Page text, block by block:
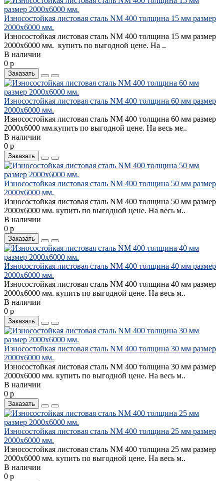
Износостойкая листовая сталь NM 400 толщина 15 мм размер
2000х6000 мм.
Износостойкая листовая сталь NM 400 толщина 15 мм размер
2000х6000 мм. купить по выгодной цене. На ..
В наличии
0 р
Заказать
Износостойкая листовая сталь NM 400 толщина 60 мм размер
2000х6000 мм.
Износостойкая листовая сталь NM 400 толщина 60 мм размер
2000х6000 мм.купить по выгодной цене. На весь ме..
В наличии
0 р
Заказать
Износостойкая листовая сталь NM 400 толщина 50 мм размер
2000х6000 мм.
Износостойкая листовая сталь NM 400 толщина 50 мм размер
2000х6000 мм. купить по выгодной цене. На весь м..
В наличии
0 р
Заказать
Износостойкая листовая сталь NM 400 толщина 40 мм размер
2000х6000 мм.
Износостойкая листовая сталь NM 400 толщина 40 мм размер
2000х6000 мм. купить по выгодной цене. На весь м..
В наличии
0 р
Заказать
Износостойкая листовая сталь NM 400 толщина 30 мм размер
2000х6000 мм.
Износостойкая листовая сталь NM 400 толщина 30 мм размер
2000х6000 мм. купить по выгодной цене. На весь м..
В наличии
0 р
Заказать
Износостойкая листовая сталь NM 400 толщина 25 мм размер
2000х6000 мм.
Износостойкая листовая сталь NM 400 толщина 25 мм размер
2000х6000 мм. купить по выгодной цене. На весь м..
В наличии
0 р